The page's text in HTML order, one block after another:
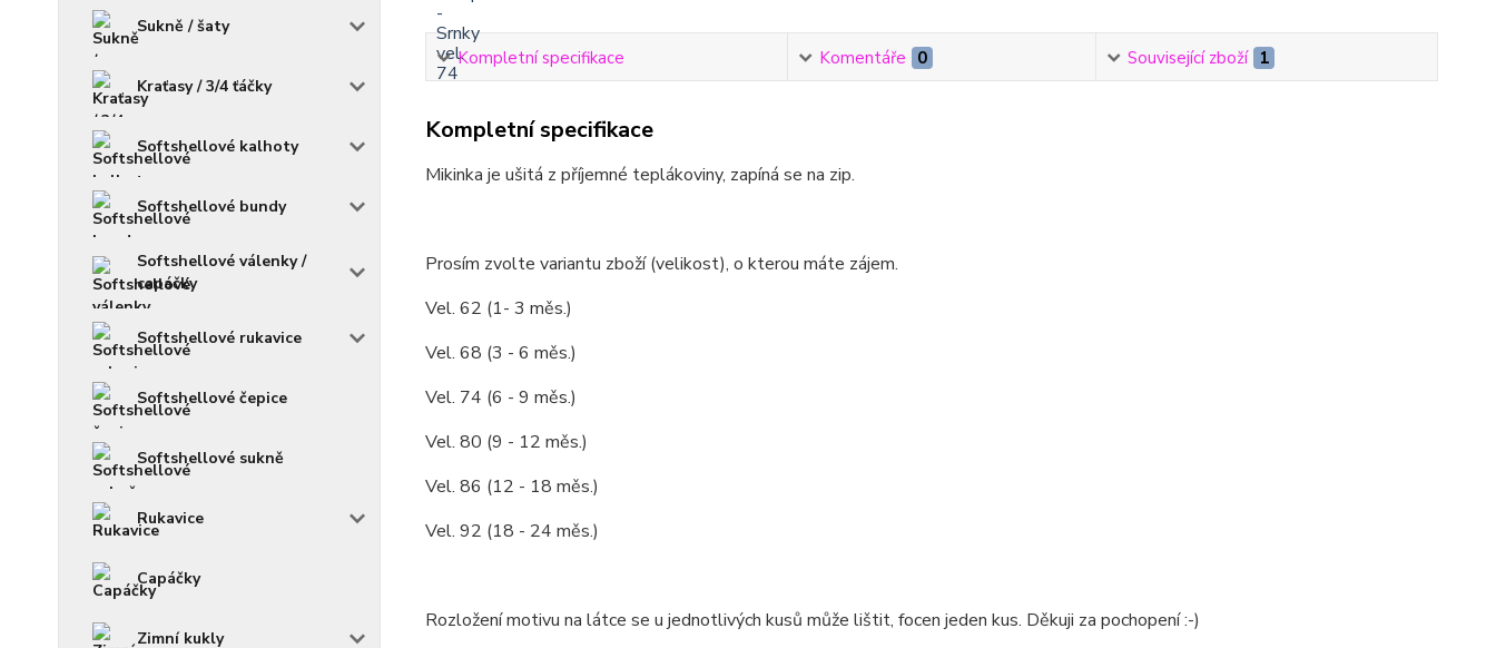
Sukně / šaty
Kraťasy / 3/4 ťáčky
Softshellové kalhoty
Softshellové bundy
Softshellové válenky /
capáčky
Softshellové rukavice
Softshellové čepice
Softshellové sukně
Rukavice
Capáčky
Zimní kukly
Kompletní specifikace Komentáře 0 Související zboží 1
Kompletní specifikace
Mikinka je ušitá z příjemné teplákoviny, zapíná se na zip.
Prosím zvolte variantu zboží (velikost), o kterou máte zájem.
Vel. 62 (1- 3 měs.)
Vel. 68 (3 - 6 měs.)
Vel. 74 (6 - 9 měs.)
Vel. 80 (9 - 12 měs.)
Vel. 86 (12 - 18 měs.)
Vel. 92 (18 - 24 měs.)
Rozložení motivu na látce se u jednotlivých kusů může lištit, focen jeden kus. Děkuji za pochopení :-)